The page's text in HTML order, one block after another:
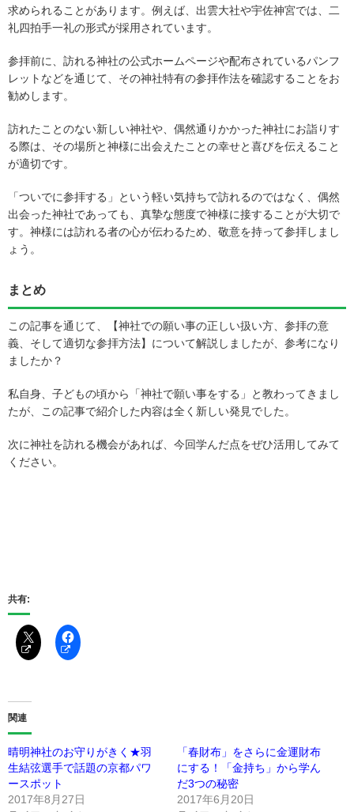
求められることがあります。例えば、出雲大社や宇佐神宮では、二
礼四拍手一礼の形式が採用されています。
参拝前に、訪れる神社の公式ホームページや配布されているパンフ
レットなどを通じて、その神社特有の参拝作法を確認することをお
勧めします。
訪れたことのない新しい神社や、偶然通りかかった神社にお詣りす
る際は、その場所と神様に出会えたことの幸せと喜びを伝えること
が適切です。
「ついでに参拝する」という軽い気持ちで訪れるのではなく、偶然
出会った神社であっても、真摯な態度で神様に接することが大切で
す。神様には訪れる者の心が伝わるため、敬意を持って参拝しまし
ょう。
まとめ
この記事を通じて、【神社での願い事の正しい扱い方、参拝の意
義、そして適切な参拝方法】について解説しましたが、参考になり
ましたか？
私自身、子どもの頃から「神社で願い事をする」と教わってきまし
たが、この記事で紹介した内容は全く新しい発見でした。
次に神社を訪れる機会があれば、今回学んだ点をぜひ活用してみて
ください。
共有:
関連
晴明神社のお守りがきく★羽
生結弦選手で話題の京都パワ
ースポット
2017年8月27日
「春財布」をさらに金運財布
にする！「金持ち」から学ん
だ3つの秘密
2017年6月20日